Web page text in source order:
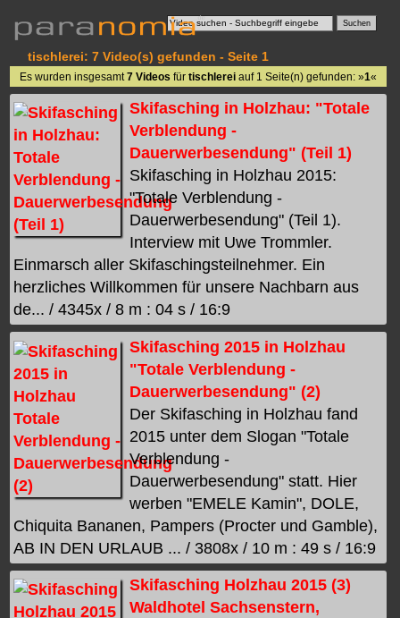
tischlerei: 7 Video(s) gefunden - Seite 1
Es wurden insgesamt 7 Videos für tischlereiauf 1 Seite(n) gefunden: »1«
Skifasching in Holzhau: "Totale
Verblendung -
Dauerwerbesendung" (Teil 1)
Skifasching in Holzhau 2015:
"Totale Verblendung -
Dauerwerbesendung" (Teil 1).
Interview mit Uwe Trommler.
Einmarsch aller Skifaschingsteilnehmer. Ein
herzliches Willkommen für unsere Nachbarn aus
de... / 4345x / 8 m : 04 s / 16:9
Skifasching 2015 in Holzhau
"Totale Verblendung -
Dauerwerbesendung" (2)
Der Skifasching in Holzhau fand
2015 unter dem Slogan "Totale
Verblendung -
Dauerwerbesendung" statt. Hier
werben "EMELE Kamin", DOLE,
Chiquita Bananen, Pampers (Procter und Gamble),
AB IN DEN URLAUB ... / 3808x / 10 m : 49 s / 16:9
Skifasching Holzhau 2015 (3)
Waldhotel Sachsenstern,